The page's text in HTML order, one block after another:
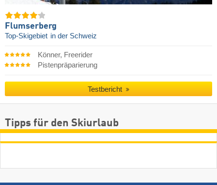
Flumserberg
Top-Skigebiet in der Schweiz
Könner, Freerider
Pistenpräparierung
Testbericht
Tipps für den Skiurlaub